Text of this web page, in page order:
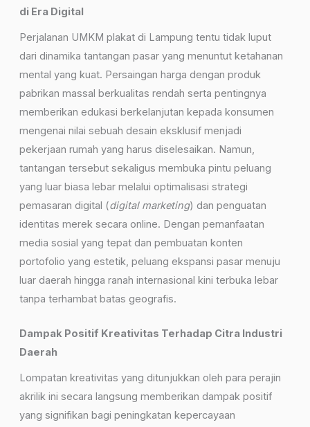
di Era Digital
Perjalanan UMKM plakat di Lampung tentu tidak luput
dari dinamika tantangan pasar yang menuntut ketahanan
mental yang kuat. Persaingan harga dengan produk
pabrikan massal berkualitas rendah serta pentingnya
memberikan edukasi berkelanjutan kepada konsumen
mengenai nilai sebuah desain eksklusif menjadi
pekerjaan rumah yang harus diselesaikan. Namun,
tantangan tersebut sekaligus membuka pintu peluang
yang luar biasa lebar melalui optimalisasi strategi
pemasaran digital (digital marketing) dan penguatan
identitas merek secara online. Dengan pemanfaatan
media sosial yang tepat dan pembuatan konten
portofolio yang estetik, peluang ekspansi pasar menuju
luar daerah hingga ranah internasional kini terbuka lebar
tanpa terhambat batas geografis.
Dampak Positif Kreativitas Terhadap Citra Industri
Daerah
Lompatan kreativitas yang ditunjukkan oleh para perajin
akrilik ini secara langsung memberikan dampak positif
yang signifikan bagi peningkatan kepercayaan